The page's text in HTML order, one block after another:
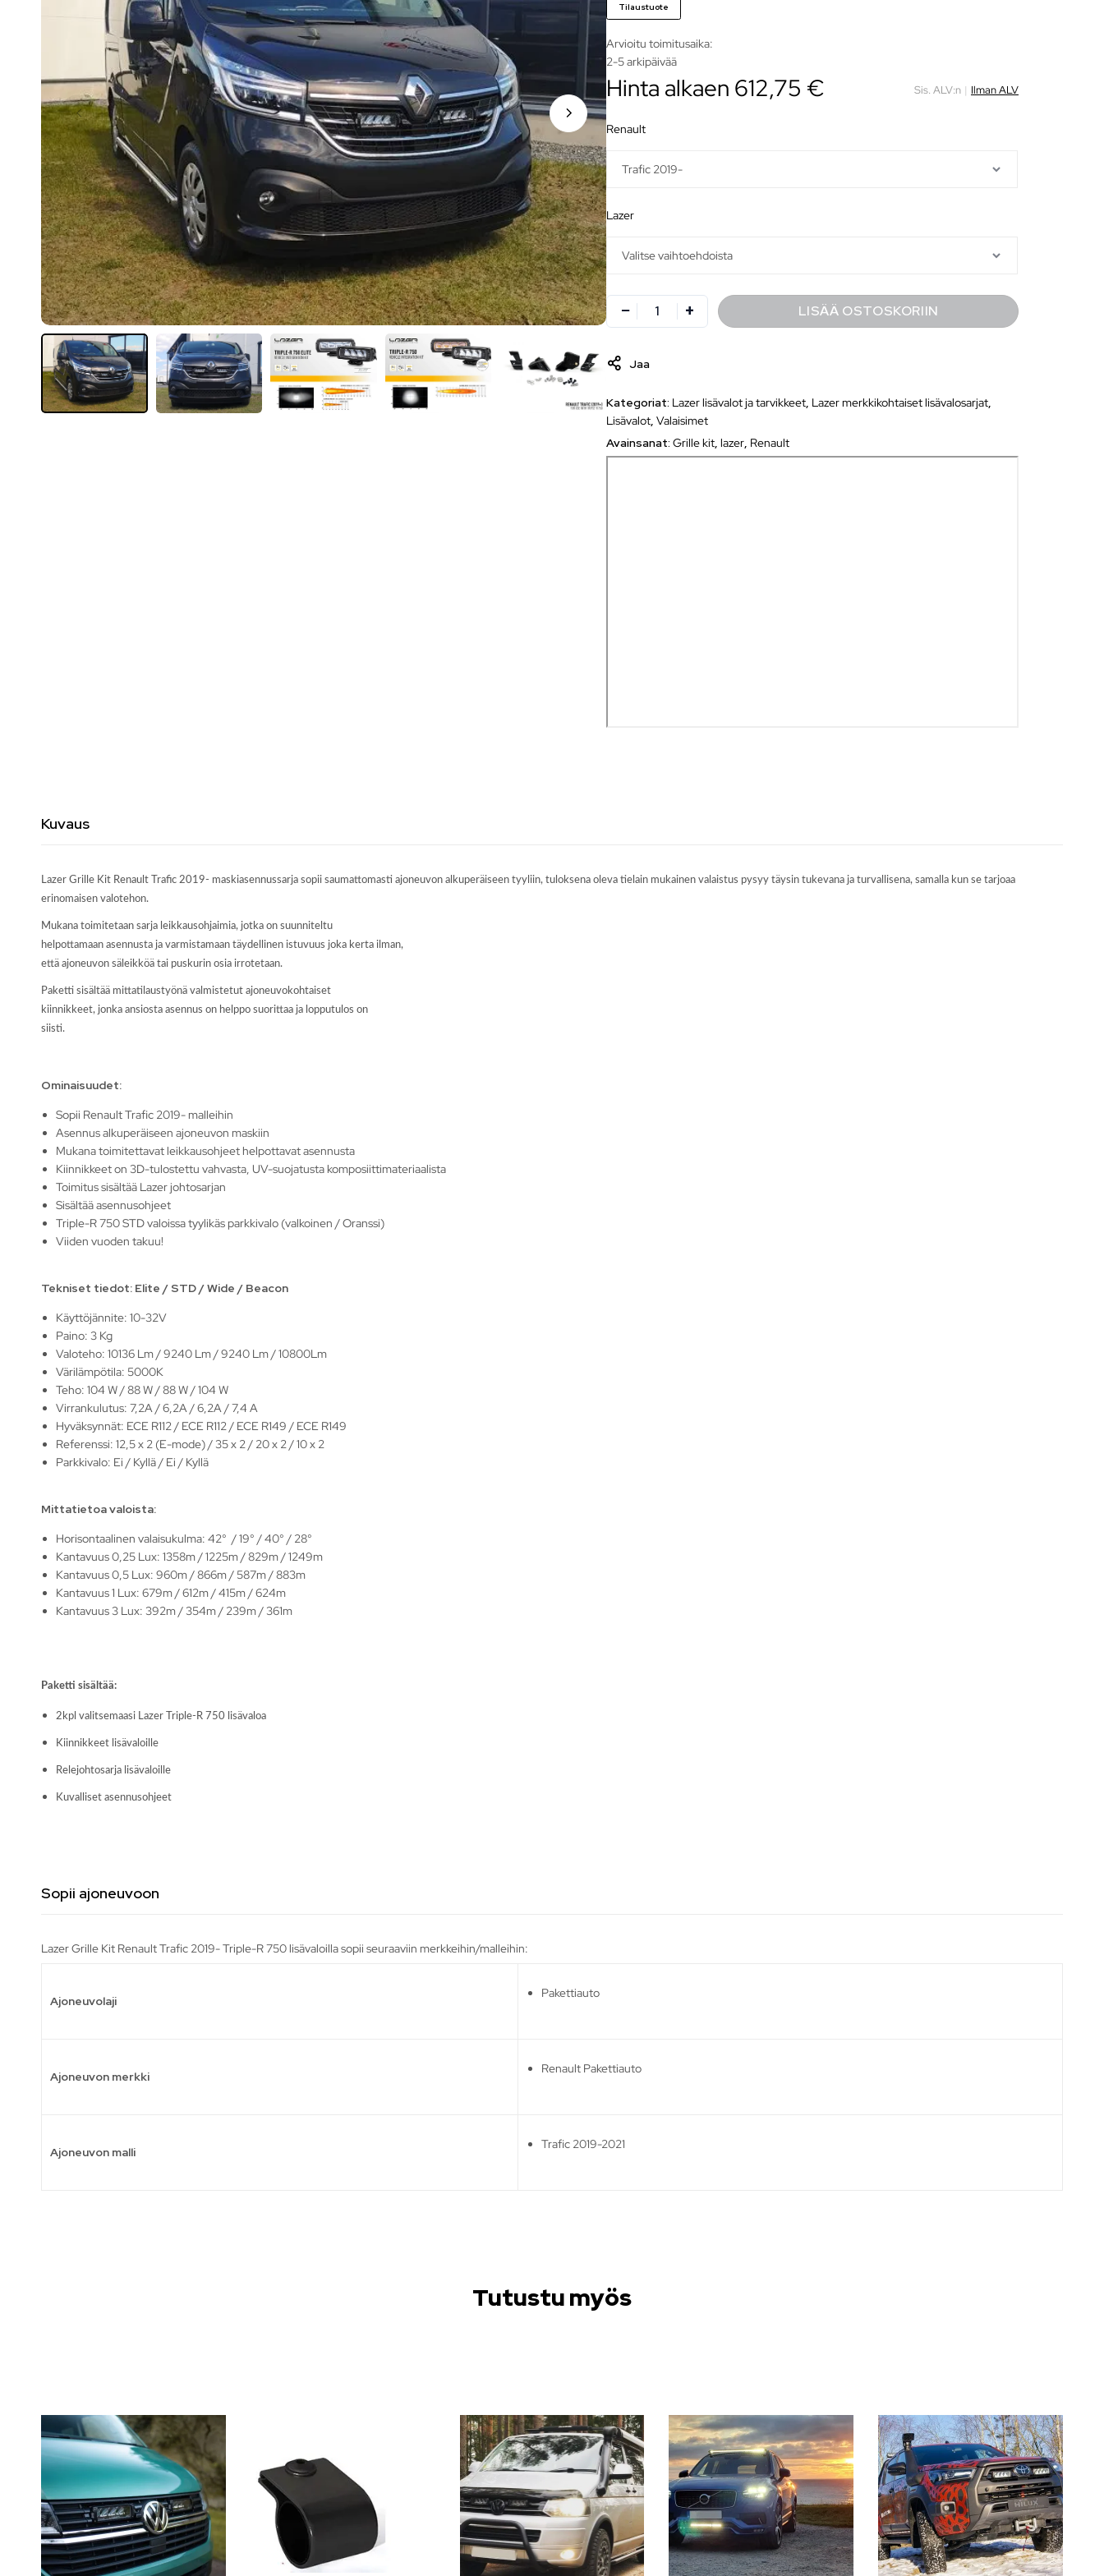
Tilaustuote
Arvioitu toimitusaika:
2-5 arkipäivää
Hinta alkaen 612,75 € Sis. ALV:n | Ilman ALV
renault
lazer
LISÄÄ OSTOSKORIIN
Jaa
Kategoriat: Lazer lisävalot ja tarvikkeet Lazer merkkikohtaiset lisävalosarjat
Lisävalot ,Valaisimet
Avainsanat:Grille kit ,lazer Renault
Kuvaus
Lazer Grille Kit Renault Trafic 2019- maskiasennussarja sopii saumattomasti ajoneuvon alkuperäiseen tyyliin, tuloksena oleva tielain mukainen valaistus pysyy täysin tukevana ja turvallisena, samalla kun se tarjoaa
erinomaisen valotehon.
Mukana toimitetaan sarja leikkausohjaimia, jotka on suunniteltu
helpottamaan asennusta ja varmistamaan täydellinen istuvuus joka kerta ilman,
että ajoneuvon säleikköä tai puskurin osia irrotetaan.
Paketti sisältää mittatilaustyönä valmistetut ajoneuvokohtaiset
kiinnikkeet, jonka ansiosta asennus on helppo suorittaa ja lopputulos on
siisti.
Ominaisuudet:
Sopii Renault Trafic 2019- malleihin
Asennus alkuperäiseen ajoneuvon maskiin
Mukana toimitettavat leikkausohjeet helpottavat asennusta
Kiinnikkeet on 3D-tulostettu vahvasta, UV-suojatusta komposiittimateriaalista
Toimitus sisältää Lazer johtosarjan
Sisältää asennusohjeet
Triple-R 750 STD valoissa tyylikäs parkkivalo (valkoinen / Oranssi)
Viiden vuoden takuu!
Tekniset tiedot: Elite / STD / Wide / Beacon
Käyttöjännite: 10-32V
Paino: 3 Kg
Valoteho: 10136 Lm / 9240 Lm / 9240 Lm / 10800Lm
Värilämpötila: 5000K
Teho: 104 W / 88 W / 88 W / 104 W
Virrankulutus: 7,2A / 6,2A / 6,2A / 7,4 A
Hyväksynnät: ECE R112 / ECE R112 / ECE R149 / ECE R149
Referenssi: 12,5 x 2 (E-mode) / 35 x 2 / 20 x 2 / 10 x 2
Parkkivalo: Ei / Kyllä / Ei / Kyllä
Mittatietoa valoista:
Horisontaalinen valaisukulma: 42° / 19° / 40° / 28°
Kantavuus 0,25 Lux: 1358m / 1225m / 829m / 1249m
Kantavuus 0,5 Lux: 960m / 866m / 587m / 883m
Kantavuus 1 Lux: 679m / 612m / 415m / 624m
Kantavuus 3 Lux: 392m / 354m / 239m / 361m
Paketti sisältää:
2kpl valitsemaasi Lazer Triple-R 750 lisävaloa
Kiinnikkeet lisävaloille
Relejohtosarja lisävaloille
Kuvalliset asennusohjeet
Sopii ajoneuvoon
Lazer Grille Kit Renault Trafic 2019- Triple-R 750 lisävaloilla sopii seuraaviin merkkeihin/malleihin:
Ajoneuvolaji
Pakettiauto
Ajoneuvon merkki
Renault Pakettiauto
Ajoneuvon malli
Trafic 2019-2021
Tutustu myös